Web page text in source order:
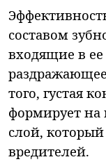
составом
входящие в ее
того, густая
формирует
слой,
вредителей.